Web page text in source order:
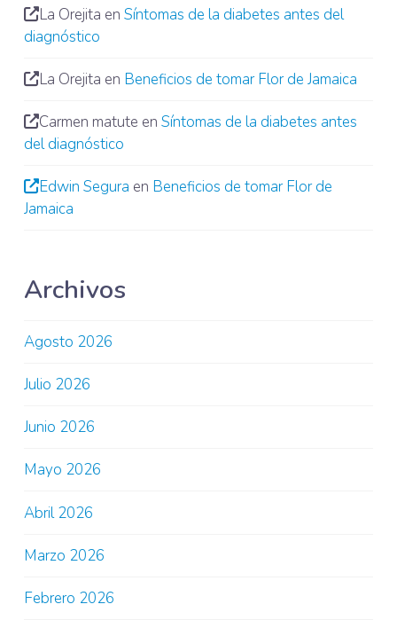
La Orejita en Síntomas de la diabetes antes del
diagnóstico
La Orejita en Beneficios de tomar Flor de Jamaica
Carmen matute en Síntomas de la diabetes antes
del diagnóstico
Edwin Segura en Beneficios de tomar Flor de
Jamaica
Archivos
Agosto 2026
Julio 2026
Junio 2026
Mayo 2026
Abril 2026
Marzo 2026
Febrero 2026